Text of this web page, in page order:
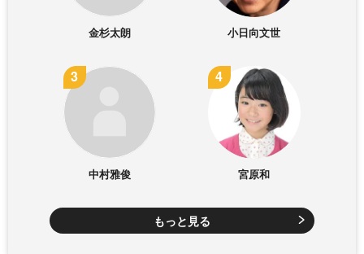
金杉太朗 小日向文世
中村雅俊 宮原和
もっと見る